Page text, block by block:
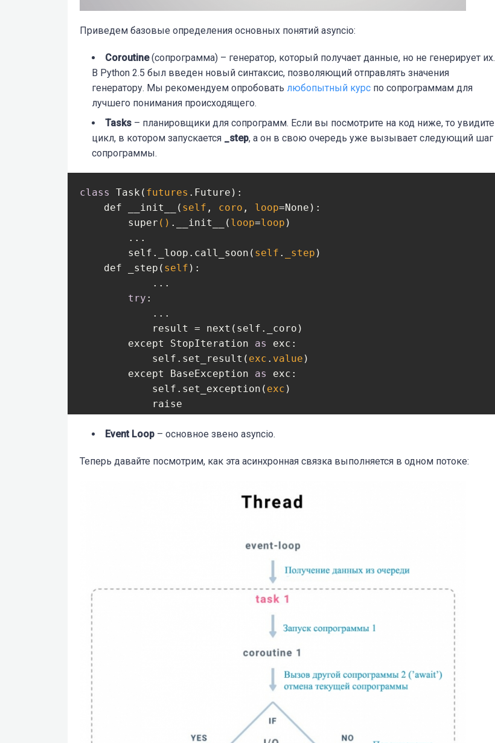
Приведем базовые определения основных понятий asyncio:
Coroutine(сопрограмма) – генератор, который получает данные, но не генерирует их.
В Python 2.5 был введен новый синтаксис, позволяющий отправлять значения
генератору. Мы рекомендуем опробовать любопытный курс по сопрограммам для
лучшего понимания происходящего.
Tasks – планировщики для сопрограмм. Если вы посмотрите на код ниже, то увидите
цикл, в котором запускается _step, а он в свою очередь уже вызывает следующий шаг
сопрограммы.
class Task( futures .Future) :
    def
__init__( self , coro , loop=None) :
        super
() . __init__( loop=loop )
        ...
self.
_loop . call _soon( self . _step )
    def
_step( self ) :
            ...
try :
            ...
result = next(self._coro)
        except StopIteration
as
exc:
            self.set
_result( exc . value )
        except BaseException
as
exc:
            self.set
_exception( exc )
            raise
            ...
Event Loop – основное звено asyncio.
Теперь давайте посмотрим, как эта асинхронная связка выполняется в одном потоке: